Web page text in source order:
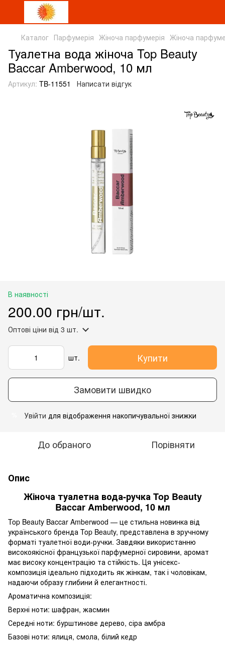
Каталог Парфумерія Жіноча парфумерія Жіноча
Туалетна вода жіноча Top Beauty
Baccar Amberwood, 10 мл
Артикул: TB-11551 Написати відгук
В наявності
200.00 грн/шт.
Оптові ціни від 3 шт.
шт. Купити
Замовити швидко
Увійти для відображення накопичувальної знижки
До обраного Порівняти
Опис
Жіноча туалетна вода-ручка Top Beauty
Baccar Amberwood, 10 мл
Top Beauty Baccar Amberwood — це стильна новинка від
українського бренда Top Beauty, представлена в зручному
форматі туалетної води-ручки. Завдяки використанню
високоякісної французької парфумерної сировини, аромат
має високу концентрацію та стійкість. Ця унісекс-
композиція ідеально підходить як жінкам, так і чоловікам,
надаючи образу глибини й елегантності.
Ароматична композиція:
Верхні ноти: шафран, жасмин
Середні ноти: бурштинове дерево, сіра амбра
Базові ноти: ялиця, смола, білий кедр